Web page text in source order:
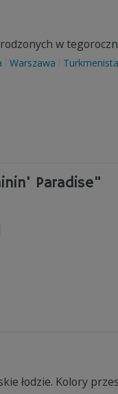
w
Warszawa
Paradise"
łodzie. Kolory